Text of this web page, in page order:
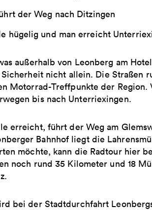
der Weg nach Ditzingen
hügelig und man erreicht
außerhalb von Leonberg am
nicht ­allein. Die Straßen
Motorrad-Treffpunkte der
bis nach ­Unterriexingen.
erreicht, führt der Weg am
Bahnhof liegt die
möchte, kann die Radtour hier
noch rund 35 Kilometer und 18
bei der Stadtdurchfahrt